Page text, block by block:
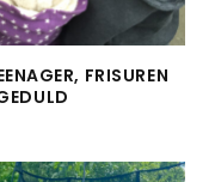
FRISUREN